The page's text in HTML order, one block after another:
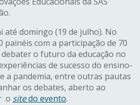
até domingo (19 de julho). No
painéis com a participação de 70
o futuro da educação no
de sucesso do ensino-
a pandemia, entre outras pautas
os debates, aberto ao
o sitedo evento.